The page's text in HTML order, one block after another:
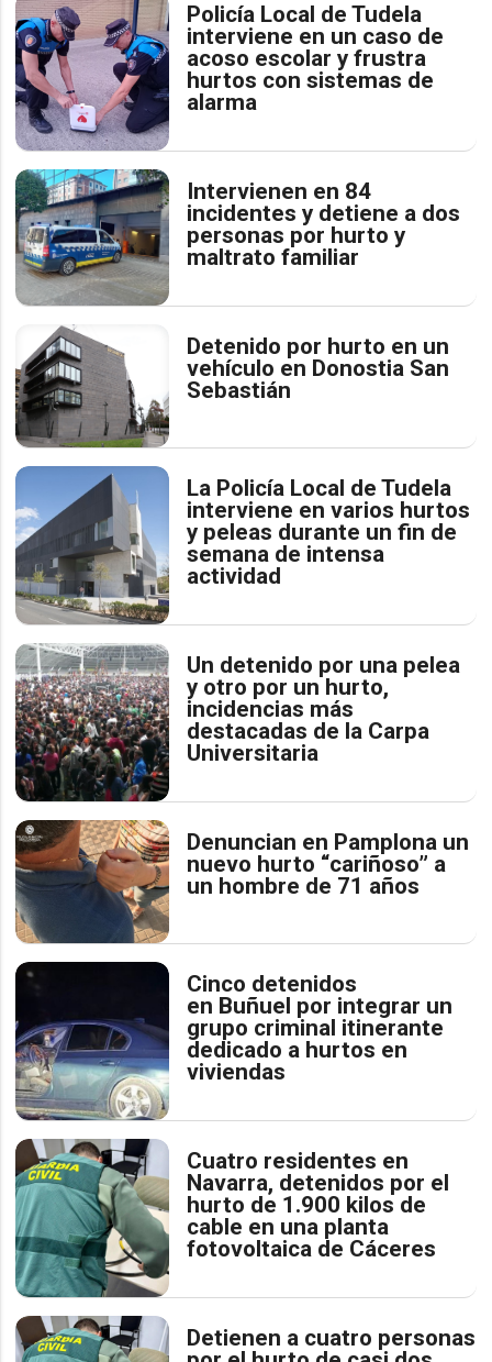
Policía Local de Tudela
interviene en un caso de
acoso escolar y frustra
hurtos con sistemas de
alarma
Intervienen en 84
incidentes y detiene a dos
personas por hurto y
maltrato familiar
Detenido por hurto en un
vehículo en Donostia San
Sebastián
La Policía Local de Tudela
interviene en varios hurtos
y peleas durante un fin de
semana de intensa
actividad
Un detenido por una pelea
y otro por un hurto,
incidencias más
destacadas de la Carpa
Universitaria
Denuncian en Pamplona un
nuevo hurto “cariñoso” a
un hombre de 71 años
Cinco detenidos
en Buñuel por integrar un
grupo criminal itinerante
dedicado a hurtos en
viviendas
Cuatro residentes en
Navarra, detenidos por el
hurto de 1.900 kilos de
cable en una planta
fotovoltaica de Cáceres
Detienen a cuatro personas